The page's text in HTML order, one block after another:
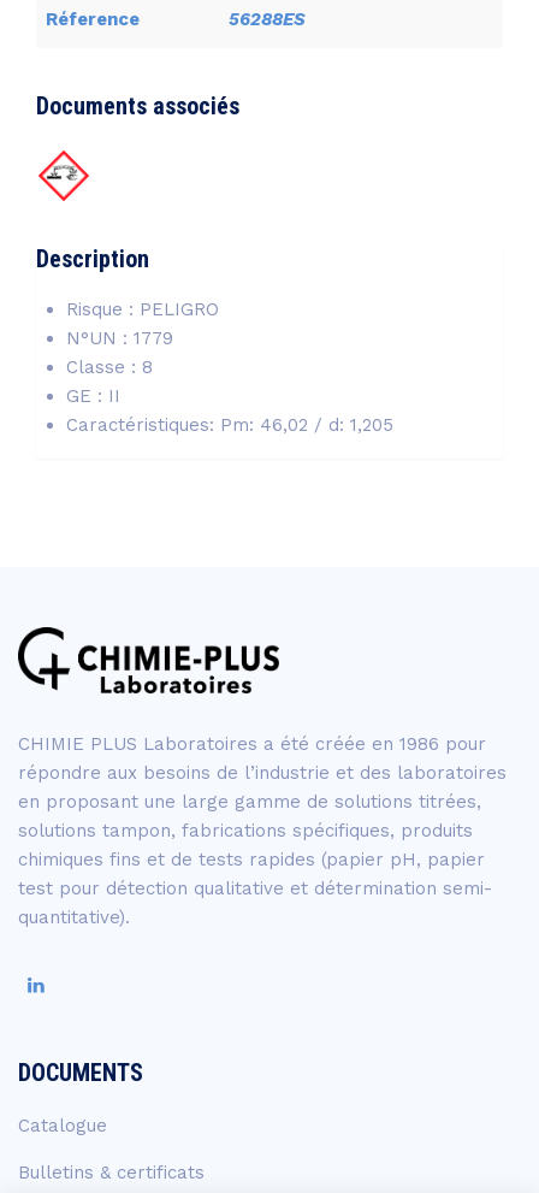
Réference 56288ES
Documents associés
Description
Risque : PELIGRO
N°UN : 1779
Classe : 8
GE : II
Caractéristiques: Pm: 46,02 / d: 1,205
CHIMIE PLUS Laboratoires a été créée en 1986 pour
répondre aux besoins de l’industrie et des laboratoires
en proposant une large gamme de solutions titrées,
solutions tampon, fabrications spécifiques, produits
chimiques fins et de tests rapides (papier pH, papier
test pour détection qualitative et détermination semi-
quantitative).
DOCUMENTS
Catalogue
Bulletins & certificats